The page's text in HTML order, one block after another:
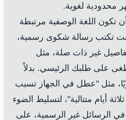
محدودية لغوية.
تكون اللغة الوصفية مرتبطة
تكتب رسالة شكوى رسمية،
غير ذات صلة، مثل
على طلبك الرئيسي. بدلاً
مثل "عطل في الجهاز تسبب
أيام متتالية"، لتسليط الضوء
الرسائل غير الرسمية، على